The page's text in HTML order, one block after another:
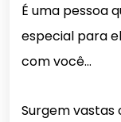
É uma pessoa
especial para
com você…
Surgem vastas